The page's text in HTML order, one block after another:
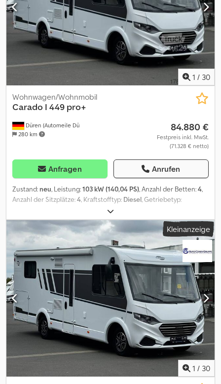
1 / 30
Düren (Automeile Dü
280 km
Wohnwagen/Wohnmobil
Carado I 449 pro+
84.880 €
Festpreis inkl. MwSt.
(71.328 € netto)
Anfragen Anrufen
Zustand: neu, Leistung:103 kW (140,04 PS), Anzahl der Betten:4,
Anzahl der Sitzplätze:4, Kraftstofftyp: Diesel, Getriebetyp:
, Gesamtlänge:
2.320 mm, Gesamthöhe:2.900 mm, Gesamtgewicht:3.500 kg,
Leergewicht:3.158 kg , maximales Ladegewicht:342 kg, Radstand:
404 mm
, Ausstattung: ABS, Airbag, Tempomat
, Highlights: *
Sicherheit: * 3. Bremsleuchte * ABS * Allwetterreifen *
Antriebsschlupfregelung (ASR) * Außentemperaturanzeige *
elektr. Stabilitätsprogramm (ESP) *
Geschwindigkeitsbegrenzungsanlage * ISOFIX *
Reifendruckkontrolle * Rückfahrkamera * Servolenkung *
Tagfahrlicht * Wegfahrsperre * Beifahrerairbag * Fahrerairbag
Beleuchtung: * LED-Scheinwerfer Komfort: * Android Auto *
Apple CarPlay * Außenspiegel beheizbar * Außenspiegel elektr. *
Bordcomputer * Einparkhilfe (PDC) mit Kamera * Elektr.
Fensterheber * Fahrersitz höhenverstellbar * Innenraumfilter *
Klimaanlage * Kommunikationspaket * Lederlenkrad * Lenksäule
einstellbar * Mittelarmlehne * Multifunktionslenkrad *
Multimediasystem * Musikstreaming integriert *
Kleinanzeige
1 / 30